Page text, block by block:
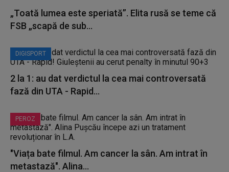
„Toată lumea este speriată”. Elita rusă se teme că
FSB „scapă de sub...
DIGISPORT
2 la 1: au dat verdictul la cea mai controversată
fază din UTA - Rapid...
PEROZ
"Viața bate filmul. Am cancer la sân. Am intrat în
metastază". Alina...